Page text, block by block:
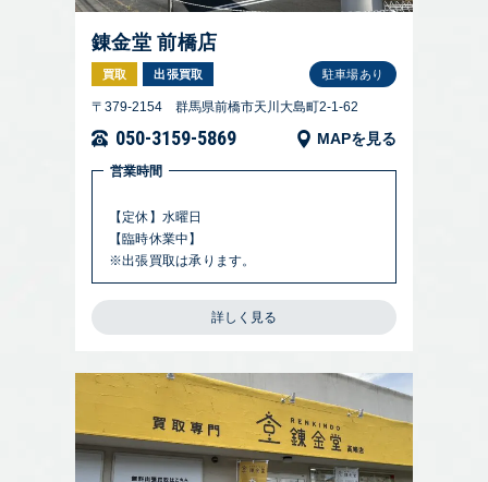
錬金堂 前橋店
買取 出張買取 駐車場あり
〒379-2154 群馬県前橋市天川大島町2-1-62
050-3159-5869 MAPを見る
営業時間
【定休】水曜日
【臨時休業中】
※出張買取は承ります。
詳しく見る